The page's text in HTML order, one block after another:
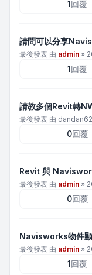
1回覆
請問可以分享
最後發表 由 admin »
1回覆
請教多個Revit轉
最後發表 由
0回覆
Revit 與
最後發表 由 admin »
0回覆
Navisworks物件
最後發表 由 admin »
1回覆